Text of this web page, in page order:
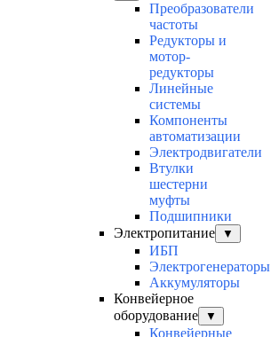
Преобразователи
частоты
Редукторы и
мотор-
редукторы
Линейные
системы
Компоненты
автоматизации
Электродвигатели
Втулки
шестерни
муфты
Подшипники
Электропитание
▼
ИБП
Электрогенераторы
Аккумуляторы
Конвейерное
оборудование
▼
Конвейерные